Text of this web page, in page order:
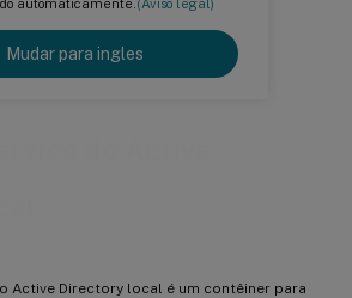
automaticamente.(Aviso legal)
Mudar para ingles
Active Directory local é um contêiner para